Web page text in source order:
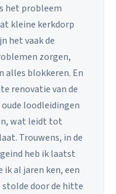
het probleem
kleine kerkdorp
het vaak de
zorgen,
alles blokkeren. En
renovatie van de
loodleidingen
wat leidt tot
Trouwens, in de
heb ik laatst
ik al jaren ken, een
stolde door de hitte